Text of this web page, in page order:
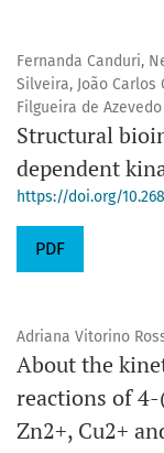
Fernanda Canduri,
Silveira, João Carlos
Filgueira de
Structural
dependent
https://doi.org/
PDF
Adriana Vitorino
About the
reactions of
Zn2+, Cu2+